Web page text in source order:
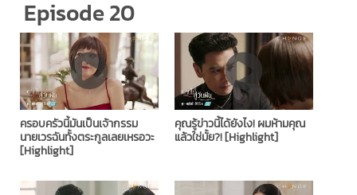
Episode 20
ครอบครัวนี้มันเป็นเจ้ากรรม
นายเวรฉันทั้งตระกูลเลยเหรอวะ
[Highlight]
คุณรู้ข่าวนี้ได้ยังไง! ผมห้ามคุณ
แล้วใช่มั้ย?! [Highlight]